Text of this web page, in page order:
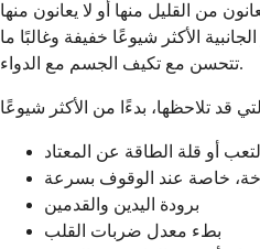
من القليل منها أو لا يعانون منها
الأكثر شيوعًا خفيفة وغالبًا ما
تتحسن مع تكيف الجسم مع الدواء.
أو قلة الطاقة عن المعتاد
خاصة عند الوقوف بسرعة
برودة اليدين والقدمين
بطء معدل ضربات القلب